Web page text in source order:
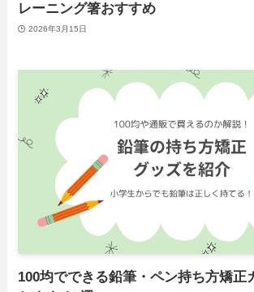
レーニング箸おすすめ
2026年3月15日
100均でできる鉛筆・ペン持ち方矯正